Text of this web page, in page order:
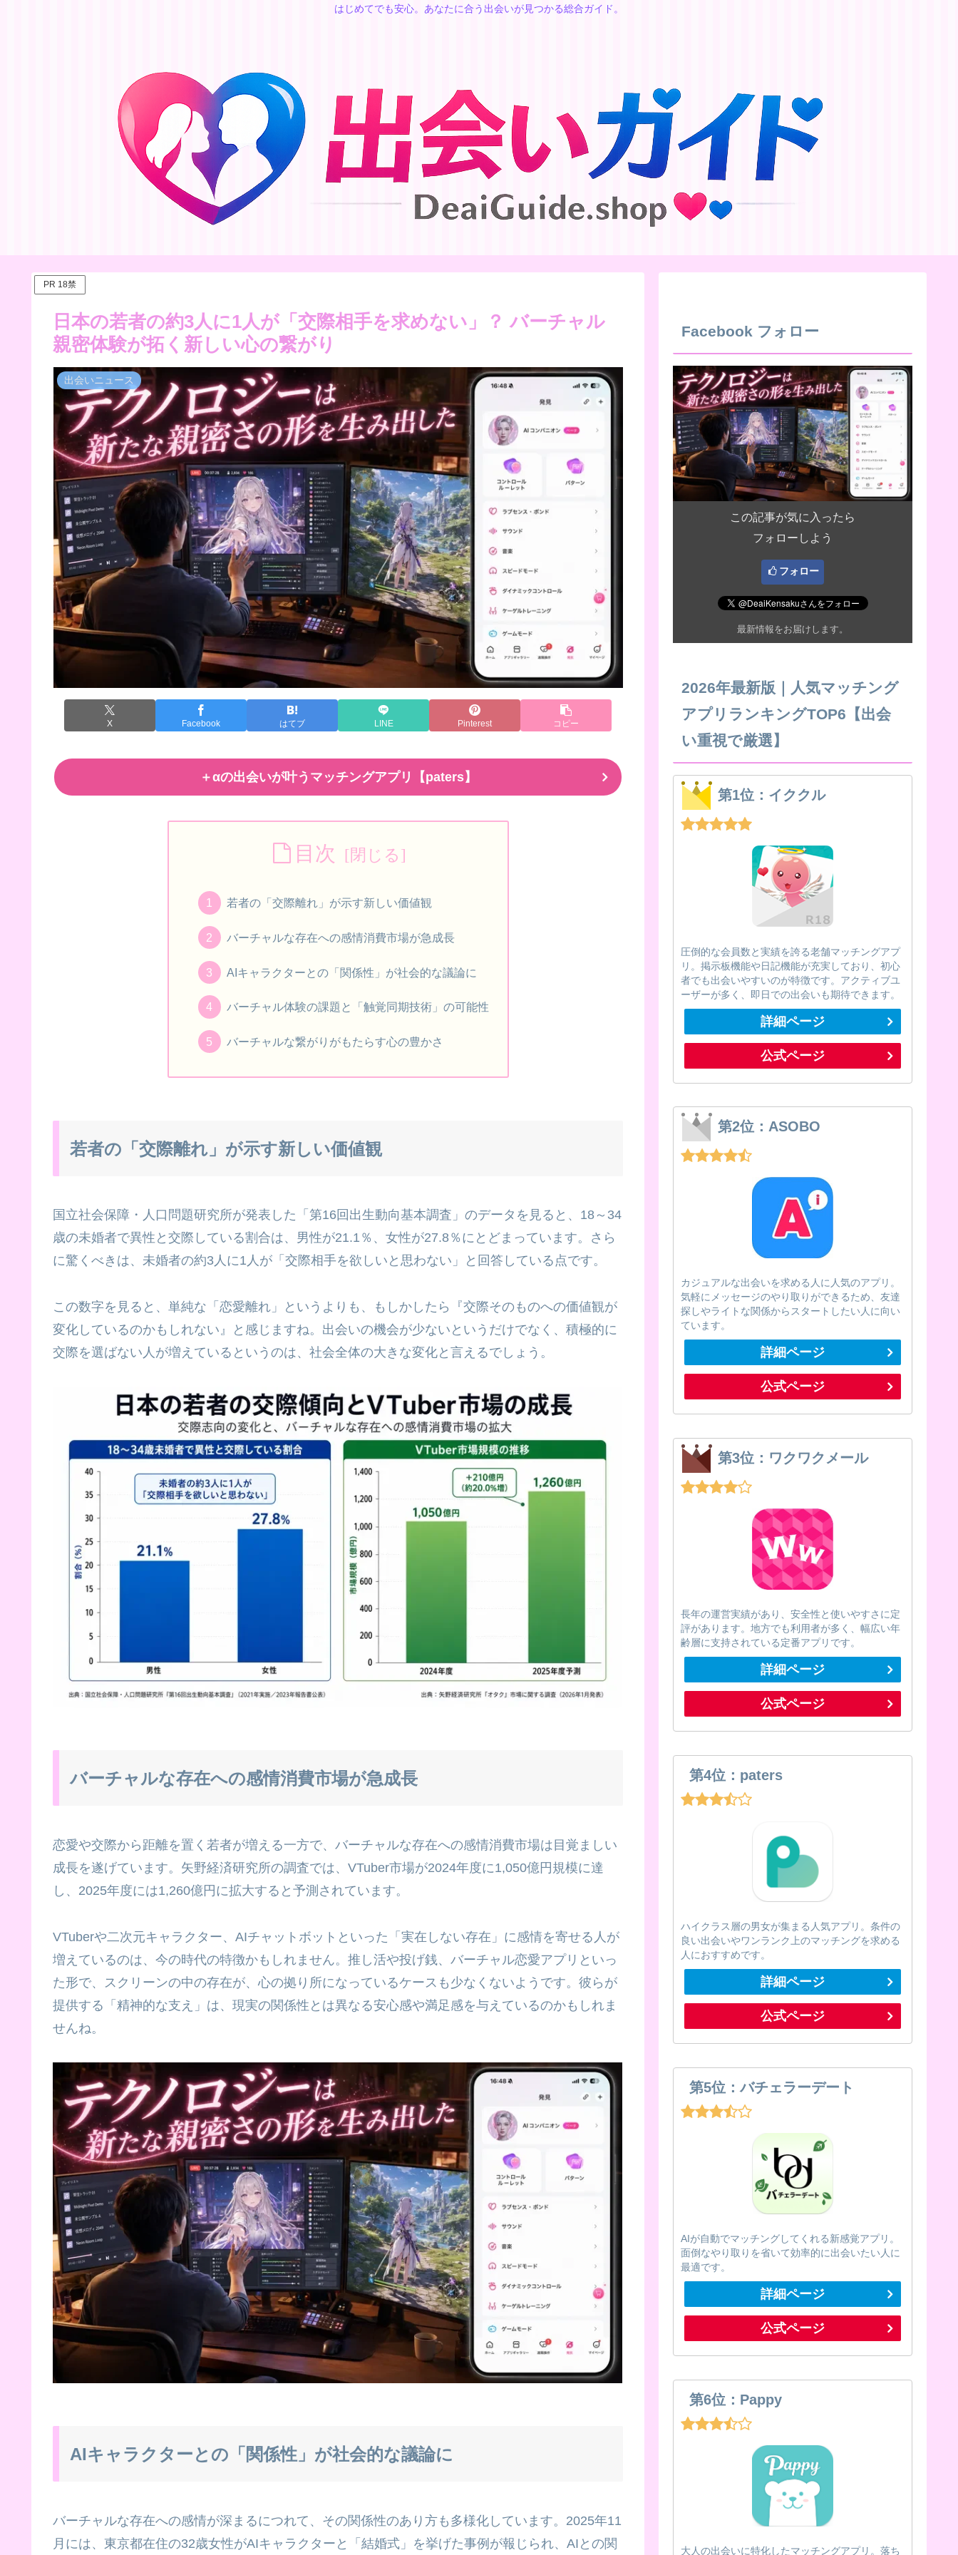
はじめてでも安心。あなたに合う出会いが見つかる総合ガイド。
PR 18禁
日本の若者の約3人に1人が「交際相手を求めない」？ バーチャル
親密体験が拓く新しい心の繋がり
出会いニュース
X Facebook はてブ LINE Pinterest コピー
＋αの出会いが叶うマッチングアプリ【paters】
目次
若者の「交際離れ」が示す新しい価値観
バーチャルな存在への感情消費市場が急成長
AIキャラクターとの「関係性」が社会的な議論に
バーチャル体験の課題と「触覚同期技術」の可能性
バーチャルな繋がりがもたらす心の豊かさ
若者の「交際離れ」が示す新しい価値観
国立社会保障・人口問題研究所が発表した「第16回出生動向基本調査」のデータを見ると、18～34
歳の未婚者で異性と交際している割合は、男性が21.1％、女性が27.8％にとどまっています。さら
に驚くべきは、未婚者の約3人に1人が「交際相手を欲しいと思わない」と回答している点です。
この数字を見ると、単純な「恋愛離れ」というよりも、もしかしたら『交際そのものへの価値観が
変化しているのかもしれない』と感じますね。出会いの機会が少ないというだけでなく、積極的に
交際を選ばない人が増えているというのは、社会全体の大きな変化と言えるでしょう。
バーチャルな存在への感情消費市場が急成長
恋愛や交際から距離を置く若者が増える一方で、バーチャルな存在への感情消費市場は目覚ましい
成長を遂げています。矢野経済研究所の調査では、VTuber市場が2024年度に1,050億円規模に達
し、2025年度には1,260億円に拡大すると予測されています。
VTuberや二次元キャラクター、AIチャットボットといった「実在しない存在」に感情を寄せる人が
増えているのは、今の時代の特徴かもしれません。推し活や投げ銭、バーチャル恋愛アプリといっ
た形で、スクリーンの中の存在が、心の拠り所になっているケースも少なくないようです。彼らが
提供する「精神的な支え」は、現実の関係性とは異なる安心感や満足感を与えているのかもしれま
せんね。
AIキャラクターとの「関係性」が社会的な議論に
バーチャルな存在への感情が深まるにつれて、その関係性のあり方も多様化しています。2025年11
月には、東京都在住の32歳女性がAIキャラクターと「結婚式」を挙げた事例が報じられ、AIとの関
Facebook フォロー
この記事が気に入ったら
フォローしよう
フォロー
最新情報をお届けします。
2026年最新版｜人気マッチング
アプリランキングTOP6【出会
い重視で厳選】
第1位：イククル
圧倒的な会員数と実績を誇る老舗マッチングアプ
リ。掲示板機能や日記機能が充実しており、初心
者でも出会いやすいのが特徴です。アクティブユ
ーザーが多く、即日での出会いも期待できます。
詳細ページ
公式ページ
第2位：ASOBO
カジュアルな出会いを求める人に人気のアプリ。
気軽にメッセージのやり取りができるため、友達
探しやライトな関係からスタートしたい人に向い
ています。
詳細ページ
公式ページ
第3位：ワクワクメール
長年の運営実績があり、安全性と使いやすさに定
評があります。地方でも利用者が多く、幅広い年
齢層に支持されている定番アプリです。
詳細ページ
公式ページ
第4位：paters
ハイクラス層の男女が集まる人気アプリ。条件の
良い出会いやワンランク上のマッチングを求める
人におすすめです。
詳細ページ
公式ページ
第5位：バチェラーデート
AIが自動でマッチングしてくれる新感覚アプリ。
面倒なやり取りを省いて効率的に出会いたい人に
最適です。
詳細ページ
公式ページ
第6位：Pappy
大人の出会いに特化したマッチングアプリ。落ち